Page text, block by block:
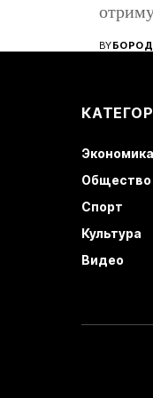
BY
Экономика
Общество
Спорт
Культура
Видео